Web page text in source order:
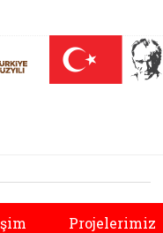
sayfası (yeni sekmede açılır)
Projelerimiz
Sonraki